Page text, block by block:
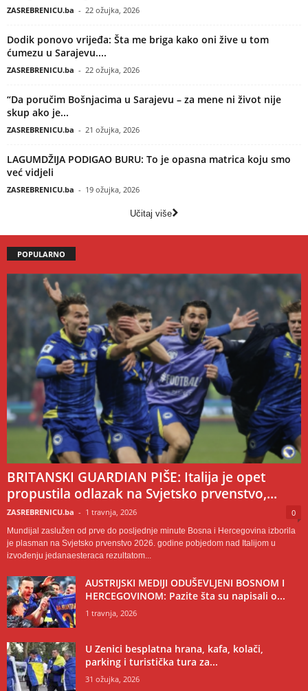
ZASREBRENICU.ba - 22 ožujka, 2026
Dodik ponovo vrijeđa: Šta me briga kako oni žive u tom
ćumezu u Sarajevu....
ZASREBRENICU.ba - 22 ožujka, 2026
“Da poručim Bošnjacima u Sarajevu – za mene ni život nije
skup ako je...
ZASREBRENICU.ba - 21 ožujka, 2026
LAGUMDŽIJA PODIGAO BURU: To je opasna matrica koju smo
već vidjeli
ZASREBRENICU.ba - 19 ožujka, 2026
Učitaj više
POPULARNO
BRITANSKI GUARDIAN PIŠE: Italija je opet
propustila odlazak na Svjetsko prvenstvo,...
ZASREBRENICU.ba - 1 travnja, 2026 0
Mundijal zaslužen od prve do posljednje minute Bosna i Hercegovina izborila
je plasman na Svjetsko prvenstvo 2026. godine pobjedom nad Italijom u
izvođenju jedanaesteraca rezultatom...
AUSTRIJSKI MEDIJI ODUŠEVLJENI BOSNOM I
HERCEGOVINOM: Pazite šta su napisali o...
1 travnja, 2026
U Zenici besplatna hrana, kafa, kolači,
parking i turistička tura za...
31 ožujka, 2026